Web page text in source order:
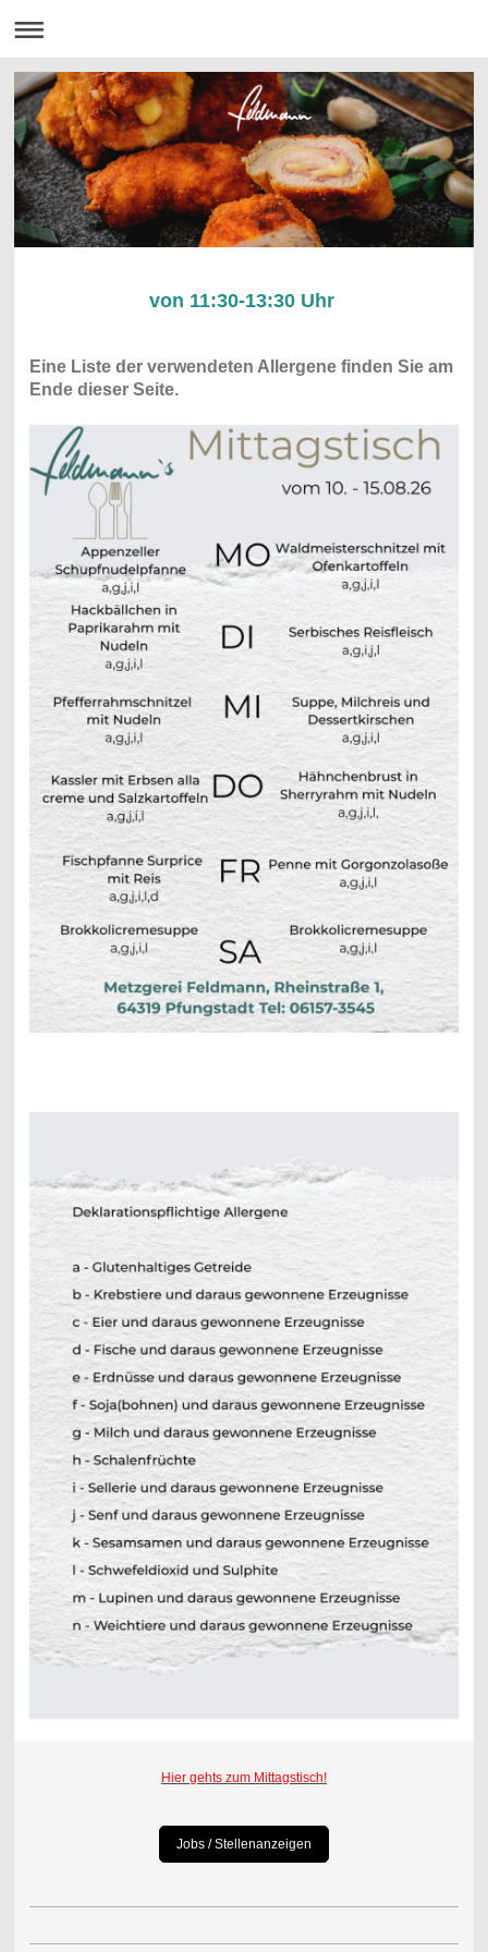
von 11:30-13:30 Uhr
Eine Liste der verwendeten Allergene finden Sie am
Ende dieser Seite.
Hier gehts zum Mittagstisch!
Jobs / Stellenanzeigen